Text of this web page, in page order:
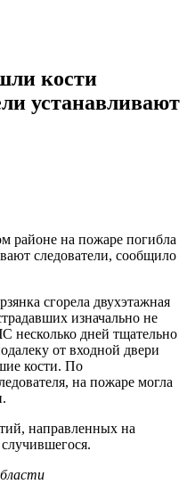
кости
устанавливают
районе на пожаре погибла
следователи, сообщило
сгорела двухэтажная
изначально не
дней тщательно
от входной двери
кости. По
на пожаре могла
направленных на